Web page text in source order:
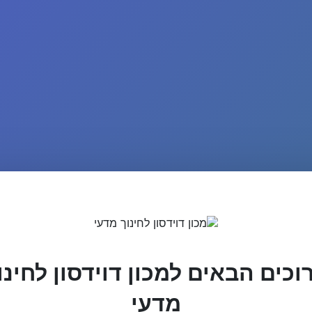
הבאים למכון דוידסון
מדעי